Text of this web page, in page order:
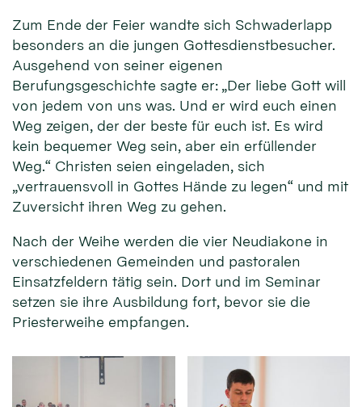
Zum Ende der Feier wandte sich Schwaderlapp
besonders an die jungen Gottesdienstbesucher.
Ausgehend von seiner eigenen
Berufungsgeschichte sagte er: „Der liebe Gott will
von jedem von uns was. Und er wird euch einen
Weg zeigen, der der beste für euch ist. Es wird
kein bequemer Weg sein, aber ein erfüllender
Weg.“ Christen seien eingeladen, sich
„vertrauensvoll in Gottes Hände zu legen“ und mit
Zuversicht ihren Weg zu gehen.
Nach der Weihe werden die vier Neudiakone in
verschiedenen Gemeinden und pastoralen
Einsatzfeldern tätig sein. Dort und im Seminar
setzen sie ihre Ausbildung fort, bevor sie die
Priesterweihe empfangen.